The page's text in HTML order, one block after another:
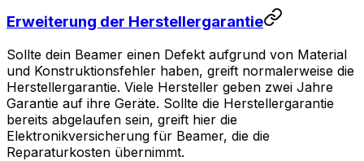
Erweiterung der Herstellergarantie
Sollte dein Beamer einen Defekt aufgrund von Material
und Konstruktionsfehler haben, greift normalerweise die
Herstellergarantie. Viele Hersteller geben zwei Jahre
Garantie auf ihre Geräte. Sollte die Herstellergarantie
bereits abgelaufen sein, greift hier die
Elektronikversicherung für Beamer, die die
Reparaturkosten übernimmt.